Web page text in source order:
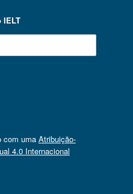
IELT
com uma Atribuição-
4.0 Internacional